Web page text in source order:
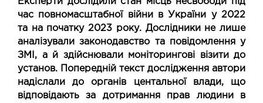
час повномасштабної війни в України у 2022
та на початку 2023 року. Дослідники не лише
аналізували законодавство та повідомлення у
ЗМІ, а й здійснювали моніторингові візити до
установ. Попередній текст дослідження автори
надіслали до органів центальної влади, що
відповідають за дотримання прав людини в